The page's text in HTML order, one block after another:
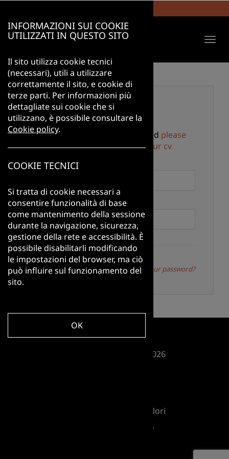
INFORMAZIONI SUI COOKIE
UTILIZZATI IN QUESTO SITO
Il sito utilizza cookie tecnici
(necessari), utili a utilizzare
correttamente il sito, e cookie di
terze parti. Per informazioni più
dettagliate sui cookie che si
utilizzano, è possibile consultare la
Cookie policy.
COOKIE TECNICI
Si tratta di cookie necessari a
consentire funzionalità di base
come mantenimento della sessione
durante la navigazione, sicurezza,
gestione della rete e accessibilità. È
possibile disabilitarli modificando
le impostazioni del browser, ma ciò
può influire sul funzionamento del
sito.
OK
LOGIN
If you are not already registered please
insert your data and upload your cv
Email*
Password*
Forgot your password?
© AIMS International 2026
Codice Etico e Carta dei Valori
Relazione di Impatto